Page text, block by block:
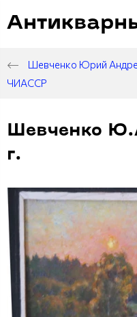
Шевченко Юрий
ЧИАССР
Шевченко
г.